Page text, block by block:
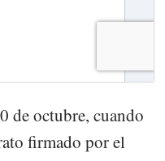
de octubre, cuando
firmado por el